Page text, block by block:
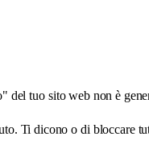
tuo sito web non è
Ti dicono o di bloccare